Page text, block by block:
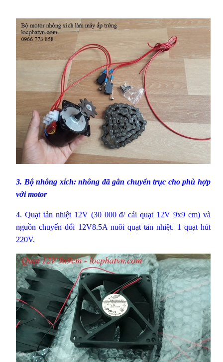
3. Bộ nhông xích: nhông đã gắn chuyển trục cho phù hợp
với motor
4. Quạt tản nhiệt 12V (30 000 đ/ cáiquạt 12V 9x9 cm) và
nguồn chuyển đổi 12V8.5A nuôi quạt tản nhiệt. 1 quạt hút
220V.